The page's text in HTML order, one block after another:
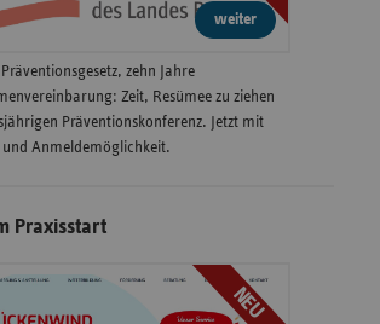
weiter
zehn Jahre
Zeit, Resümee zu ziehen
Präventionskonferenz. Jetzt mit
Anmeldemöglichkeit.
Praxisstart
NEU